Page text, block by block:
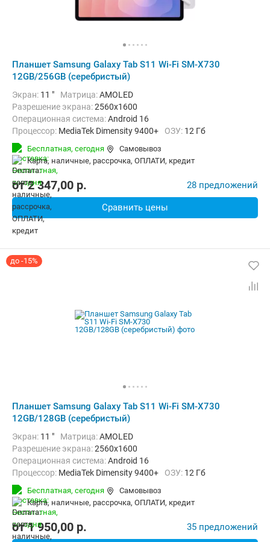
Планшет Samsung Galaxy Tab S11 Wi-Fi SM-X730
12GB/256GB (серебристый)
Экран: 11 " Матрица:AMOLED
Разрешение экрана:2560x1600
Операционная система:Android 16
Процессор: MediaTek Dimensity 9400+ ОЗУ: 12 Гб
Встроенная память:
Беспроводная связь:
Bluetooth, Wi-Fi
Комплектация:
Перо (стилус) 469 г
Бесплатная, сегодня
Самовывоз
карта, наличные, рассрочка, ОПЛАТИ, кредит
от2 347,00 p. 28 предложений
Сравнить цены
до -15%
Планшет Samsung Galaxy Tab S11 Wi-Fi SM-X730
12GB/128GB (серебристый)
Экран: 11 " Матрица:AMOLED
Разрешение экрана:2560x1600
Операционная система:Android 16
Процессор: MediaTek Dimensity 9400+ ОЗУ: 12 Гб
Встроенная память:
Беспроводная связь:
Bluetooth, Wi-Fi
Комплектация:
Перо (стилус) 469 г
Бесплатная, сегодня
Самовывоз
карта, наличные, рассрочка, ОПЛАТИ, кредит
от1 950,00 p. 35 предложений